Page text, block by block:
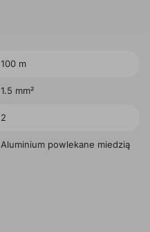
100 m
1.5 mm²
2
Aluminium powlekane miedzią